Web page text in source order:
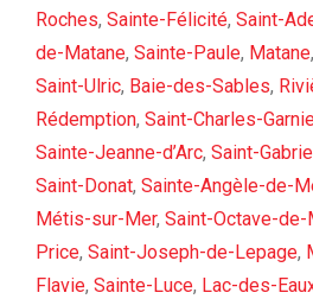
Roches, Sainte-Félicité, Saint-
de-Matane, Sainte-Paule, Matane,
Saint-Ulric, Baie-des-Sables,
Rédemption, Saint-Charles-
Sainte-Jeanne-d’Arc, Saint-
Saint-Donat, Sainte-Angèle-de-
Métis-sur-Mer, Saint-Octave-
Price, Saint-Joseph-de-Lepage,
Flavie, Sainte-Luce, Lac-des-